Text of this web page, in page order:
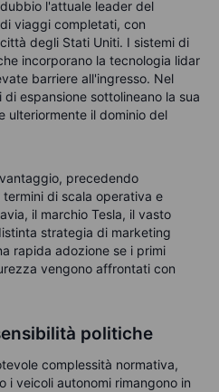
l'attuale leader del
viaggi completati, con
degli Stati Uniti. I sistemi di
incorporano la tecnologia lidar
barriere all'ingresso. Nel
espansione sottolineano la sua
ulteriormente il dominio del
precedendo
di scala operativa e
il marchio Tesla, il vasto
strategia di marketing
rapida adozione se i primi
vengono affrontati con
politiche
complessità normativa,
i veicoli autonomi rimangono in